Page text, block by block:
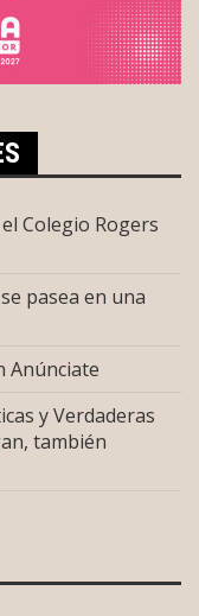
Colegio Rogers
pasea en una
Anúnciate
y Verdaderas
también